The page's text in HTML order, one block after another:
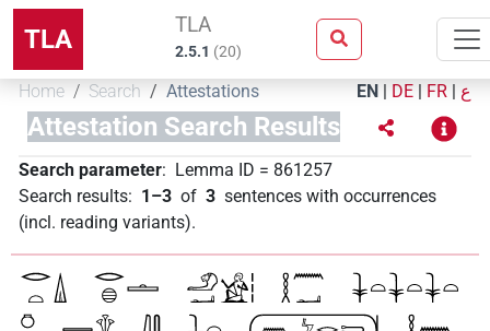
TLA TLA
2.5.1 (20)
Home Search Attestations EN | DE | FR | ع
Attestation Search Results
Search parameter: Lemma ID = 861257
Search results: 1–3 of 3 sentences with occurrences
(incl. reading variants).